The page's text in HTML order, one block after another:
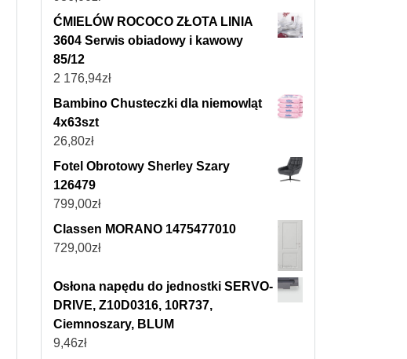
ĆMIELÓW ROCOCO ZŁOTA LINIA
3604 Serwis obiadowy i kawowy
85/12
2 176,94zł
Bambino Chusteczki dla niemowląt
4x63szt
26,80zł
Fotel Obrotowy Sherley Szary
126479
799,00zł
Classen MORANO 1475477010
729,00zł
Osłona napędu do jednostki SERVO-
DRIVE, Z10D0316, 10R737,
Ciemnoszary, BLUM
9,46zł